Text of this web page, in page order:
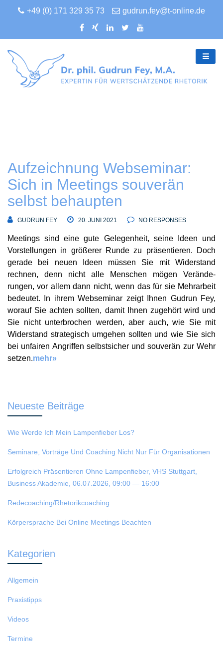
+49 (0) 171 329 35 73 gudrun.fey@t-online.de
Aufzeichnung Webseminar:
Sich in Meetings souverän
selbst behaupten
GUDRUN FEY 20. JUNI 2021 NO RESPONSES
Meetings sind eine gute Gele­genheit, seine Ideen und
Vorstel­lungen in größerer Runde zu präsen­tieren. Doch
gerade bei neuen Ideen müssen Sie mit Wider­stand
rechnen, denn nicht alle Menschen mögen Verän­de­
rungen, vor allem dann nicht, wenn das für sie Mehr­arbeit
bedeutet. In ihrem Webse­minar zeigt Ihnen Gudrun Fey,
worauf Sie achten sollten, damit Ihnen zugehört wird und
Sie nicht unter­brochen werden, aber auch, wie Sie mit
Wider­stand stra­te­gisch umgehen sollten und wie Sie sich
bei unfairen Angriffen selbst­sicher und souverän zur Wehr
setzen.mehr»
Neueste Beiträge
Wie Werde Ich Mein Lampenfieber Los?
Seminare, Vorträge Und Coaching Nicht Nur Für Organisationen
Erfolgreich Präsentieren Ohne Lampenfieber, VHS Stuttgart,
Business Akademie, 06.07.2026, 09:00 — 16:00
Redecoaching/Rhetorikcoaching
Körpersprache Bei Online Meetings Beachten
Kategorien
Allgemein
Praxistipps
Videos
Termine